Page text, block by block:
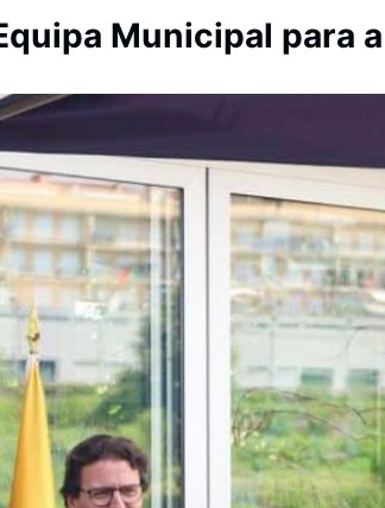
Municipal para